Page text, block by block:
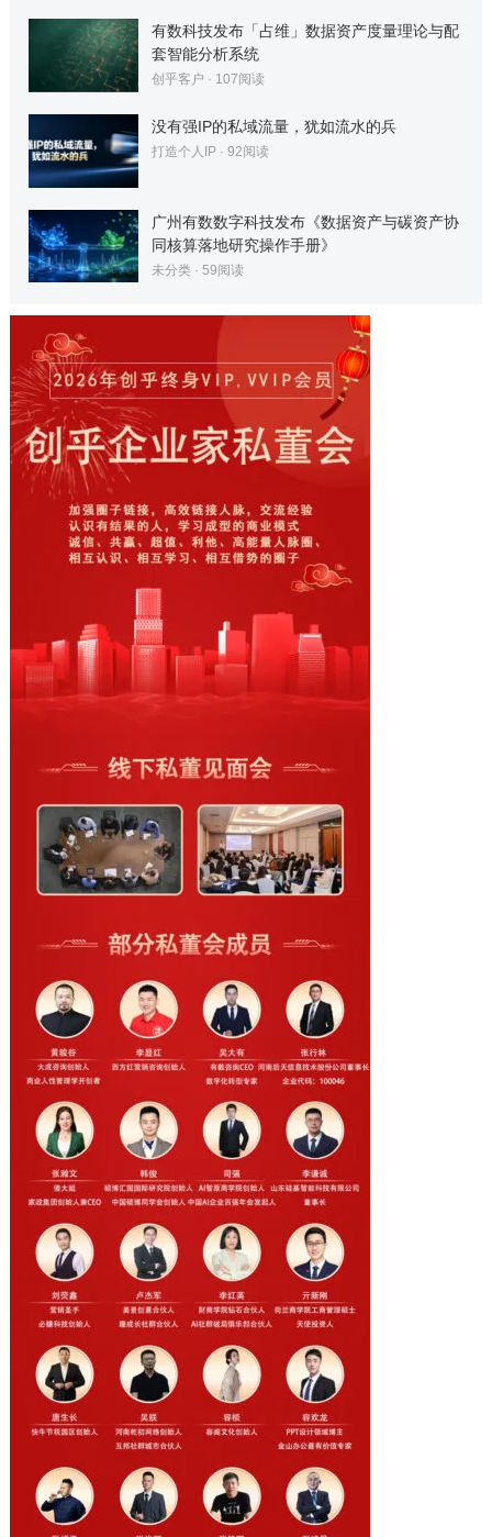
有数科技发布「占维」数据资产度量理论与配
套智能分析系统
创乎客户 · 107阅读
没有强IP的私域流量，犹如流水的兵
打造个人IP· 92阅读
广州有数数字科技发布《数据资产与碳资产协
同核算落地研究操作手册》
未分类· 59阅读